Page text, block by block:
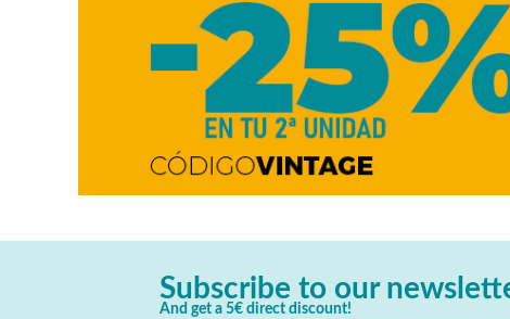
Subscribe to our
And get a 5€ direct discount!